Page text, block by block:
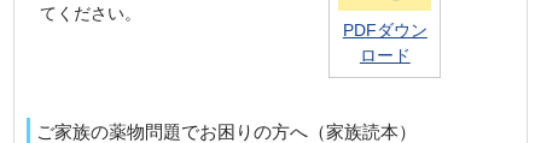
てください。
PDFダウン
ロード
ご家族の薬物問題でお困りの方へ（家族読本）